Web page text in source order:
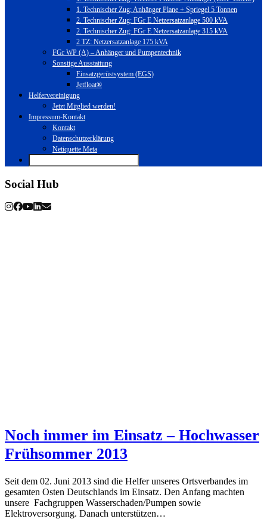
1. Technischer Zug: Anhänger Plane + Spriegel 5 Tonnen
2. Technischer Zug: FGr E Netzersatzanlage 500 kVA
2. Technischer Zug: FGr E Netzersatzanlage 315 kVA
2 TZ: Netzersatzanlage 175 kVA
FGr WP (A) – Anhänger und Pumpentechnik
Sonstige Ausstattung
Einsatzgerüstsystem (EGS)
Jetfloat®
Helfervereinigung
Jetzt Mitglied werden!
Impressum-Kontakt
Kontakt
Datenschutzerklärung
Netiquette Meta
Social Hub
Noch immer im Einsatz – Hochwasser
Frühsommer 2013
Seit dem 02. Juni 2013 sind die Helfer unseres Ortsverbandes im
gesamten Osten Deutschlands im Einsatz. Den Anfang machten
unsere Fachgruppen Wasserschaden/Pumpen sowie
Elektroversorgung. Danach unterstützen…